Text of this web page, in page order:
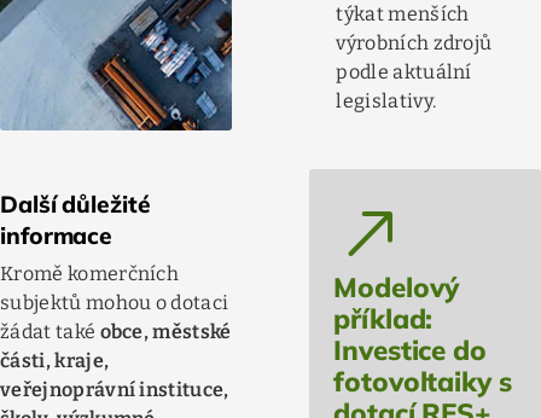
týkat menších
výrobních zdrojů
podle aktuální
legislativy.
Další důležité
informace
Kromě komerčních
subjektů mohou o dotaci
žádat také obce, městské
části, kraje,
veřejnoprávní instituce,
north_east
Modelový
příklad:
Investice do
fotovoltaiky s